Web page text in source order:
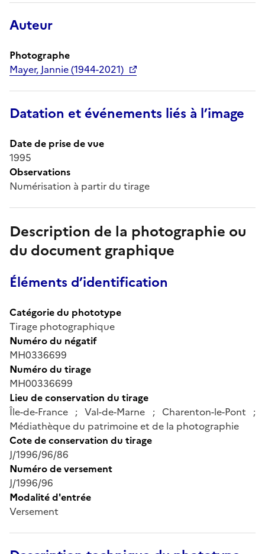
Auteur
Photographe
Mayer, Jannie (1944-2021)
Datation et événements liés à l’image
Date de prise de vue
1995
Observations
Numérisation à partir du tirage
Description de la photographie ou
du document graphique
Éléments d’identification
Catégorie du phototype
Tirage photographique
Numéro du négatif
MH0336699
Numéro du tirage
MH00336699
Lieu de conservation du tirage
Île-de-France ; Val-de-Marne ; Charenton-le-Pont ;
Médiathèque du patrimoine et de la photographie
Cote de conservation du tirage
J/1996/96/86
Numéro de versement
J/1996/96
Modalité d'entrée
Versement